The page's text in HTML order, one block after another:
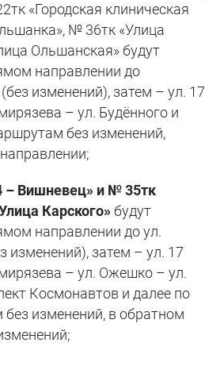
«Городская клиническая
№ 36тк «Улица
Ольшанская» будут
направлении до
изменений), затем – ул. 17
– ул. Будённого и
без изменений,
– Вишневец» и № 35тк
Карского»будут
направлении до ул.
изменений), затем – ул. 17
– ул. Ожешко – ул.
Космонавтов и далее по
изменений, в обратном